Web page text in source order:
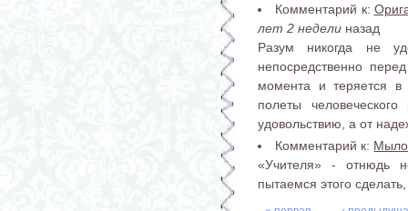
Комментарий к:
лет 2 недели назад
Разум никогда не
непосредственно
момента и теряется в
полеты
удовольствию, а от
Комментарий к:
«Учителя» - отнюдь
пытаемся этого